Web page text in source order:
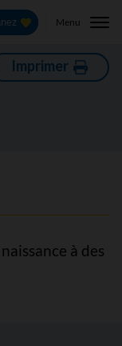
Menu
Imprimer
à des